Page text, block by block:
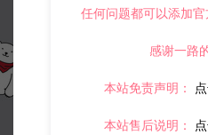
任何问题都可以添加官
感谢一路
本站免责声明：
本站售后说明：